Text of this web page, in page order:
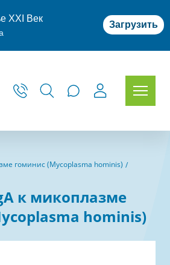
XXI Век
Загрузить
гоминис (Mycoplasma hominis)
к микоплазме
hominis)